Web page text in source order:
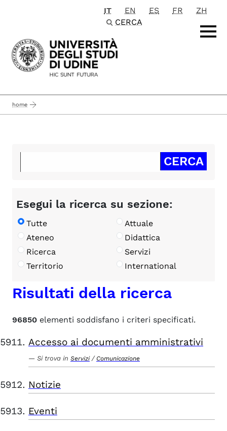
Passa al contenuto principale
IT EN ES FR
ZH
CERCA
home
Esegui la ricerca su sezione:
Tutte
Attuale
Ateneo
Didattica
Ricerca
Servizi
Territorio
International
Risultati della ricerca
96850 elementi soddisfano i criteri specificati.
Accesso ai documenti amministrativi
Si trova in Servizi / Comunicazione
Notizie
Eventi